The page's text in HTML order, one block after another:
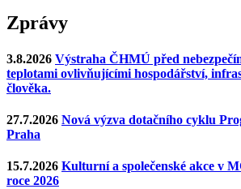
Zprávy
3.8.2026 Výstraha ČHMÚ před
teplotami ovlivňujícími hospodářství,
člověka.
27.7.2026 Nová výzva dotačního cyklu
Praha
15.7.2026 Kulturní a společenské akce v
roce 2026